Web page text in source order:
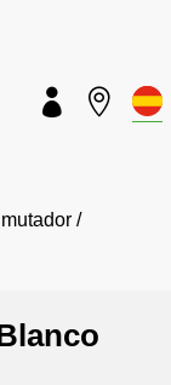
 
/